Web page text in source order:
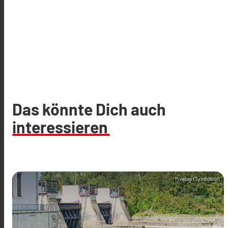
Das könnte Dich auch
interessieren
Pixabay (Symbolbild)